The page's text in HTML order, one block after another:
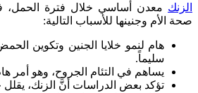
الزنك معدن أساسي خلال فترة الحمل،
صحة الأم وجنينها للأسباب التالية:
هام لنمو خلايا الجنين وتكوين
سليماً.
يساهم في التئام الجروح، وهو أمر
تؤكد بعض الدراسات أنَّ الزنك، يقلل